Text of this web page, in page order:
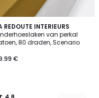
REDOUTE INTERIEURS
van perkal
80 draden, Scenario
€
5